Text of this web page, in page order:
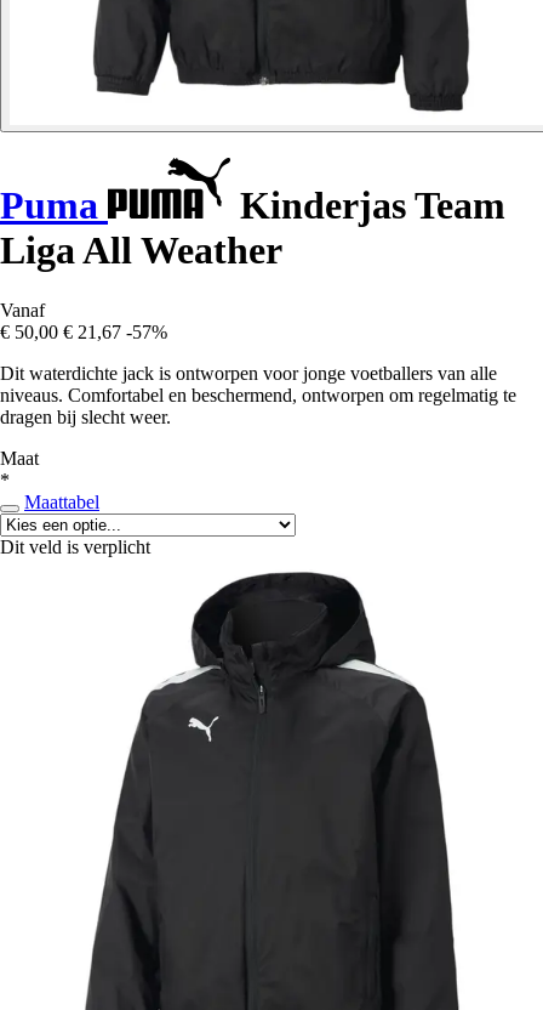
Puma
Kinderjas Team
Liga All Weather
Vanaf
€ 50,00 € 21,67 -57%
Dit waterdichte jack is ontworpen voor jonge voetballers van alle
niveaus. Comfortabel en beschermend, ontworpen om regelmatig te
dragen bij slecht weer.
Maat
*
Maattabel
Dit veld is verplicht